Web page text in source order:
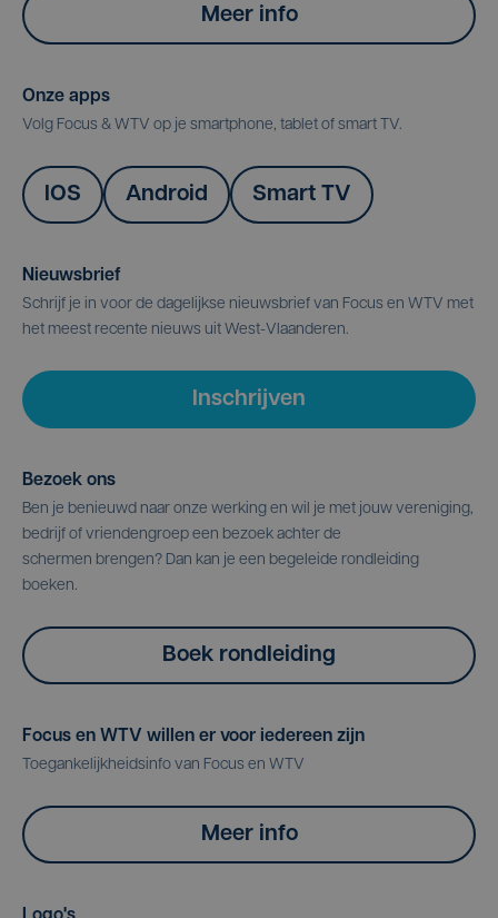
Meer info
Onze apps
Volg Focus & WTV op je smartphone, tablet of smart TV.
IOS Android Smart TV
Nieuwsbrief
Schrijf je in voor de dagelijkse nieuwsbrief van Focus en WTV met
het meest recente nieuws uit West-Vlaanderen.
Inschrijven
Bezoek ons
Ben je benieuwd naar onze werking en wil je met jouw vereniging,
bedrijf of vriendengroep een bezoek achter de
schermen brengen? Dan kan je een begeleide rondleiding
boeken.
Boek rondleiding
Focus en WTV willen er voor iedereen zijn
Toegankelijkheidsinfo van Focus en WTV
Meer info